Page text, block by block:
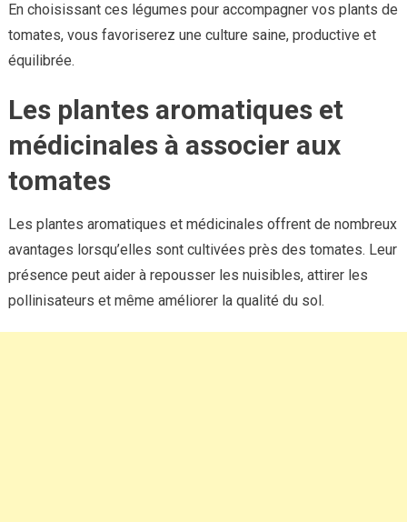
En choisissant ces légumes pour accompagner vos plants de
tomates, vous favoriserez une culture saine, productive et
équilibrée.
Les plantes aromatiques et
médicinales à associer aux
tomates
Les plantes aromatiques et médicinales offrent de nombreux
avantages lorsqu’elles sont cultivées près des tomates. Leur
présence peut aider à repousser les nuisibles, attirer les
pollinisateurs et même améliorer la qualité du sol.